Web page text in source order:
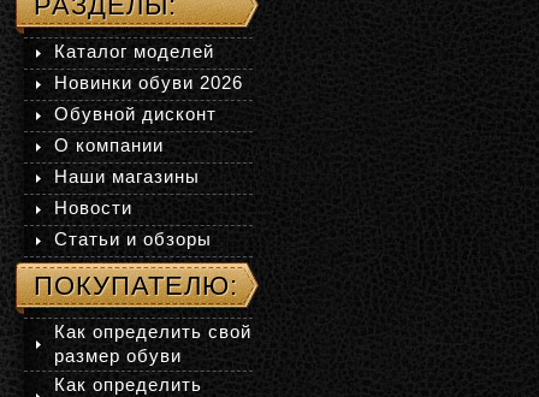
Каталог моделей
Новинки обуви 2026
Обувной дисконт
О компании
Наши магазины
Новости
Статьи и обзоры
ПОКУПАТЕЛЮ:
Как определить свой
размер обуви
Как определить